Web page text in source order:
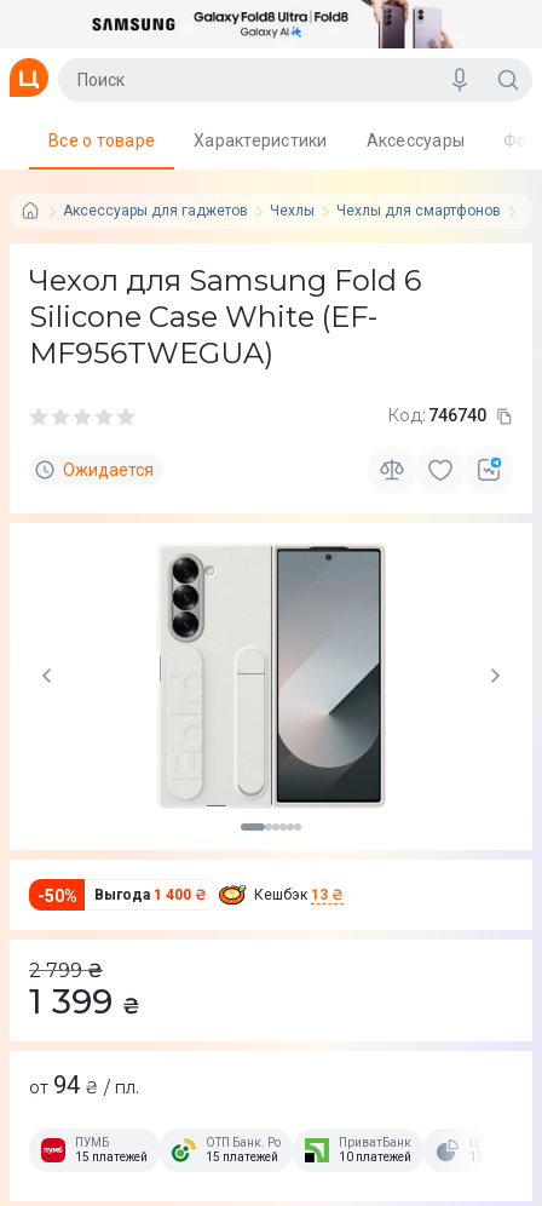
Аксессуары для гаджетов Чехлы Чехлы для смартфонов
Все о товаре Характеристики Аксессуары
Чехол для Samsung Fold 6
Silicone Case White (EF-
MF956TWEGUA)
Код: 746740
Ожидается
-50% Выгода 1 400 ₴ Кешбэк 13 ₴
2 799 ₴
1 399 ₴
от 94 ₴ / пл.
ПУМБ
15 платежей
ОТП Банк. Розстрочка Скибочка.
15 платежей
ПриватБанк
10 платежей
15 платежей